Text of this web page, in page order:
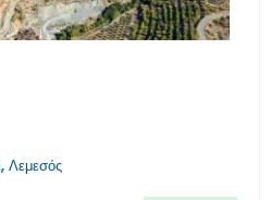
Λεμεσός